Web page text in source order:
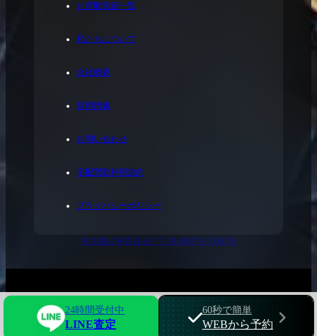
お買取実績一覧
私たちについて
会社概要
採用情報
お問い合わせ
宅配買取利用規約
プライバシーポリシー
東京都公安委員会許可 第304371805541号
© 2023 FirstClass.
24時間受付中
LINE査定
60秒で簡単
WEBから予約